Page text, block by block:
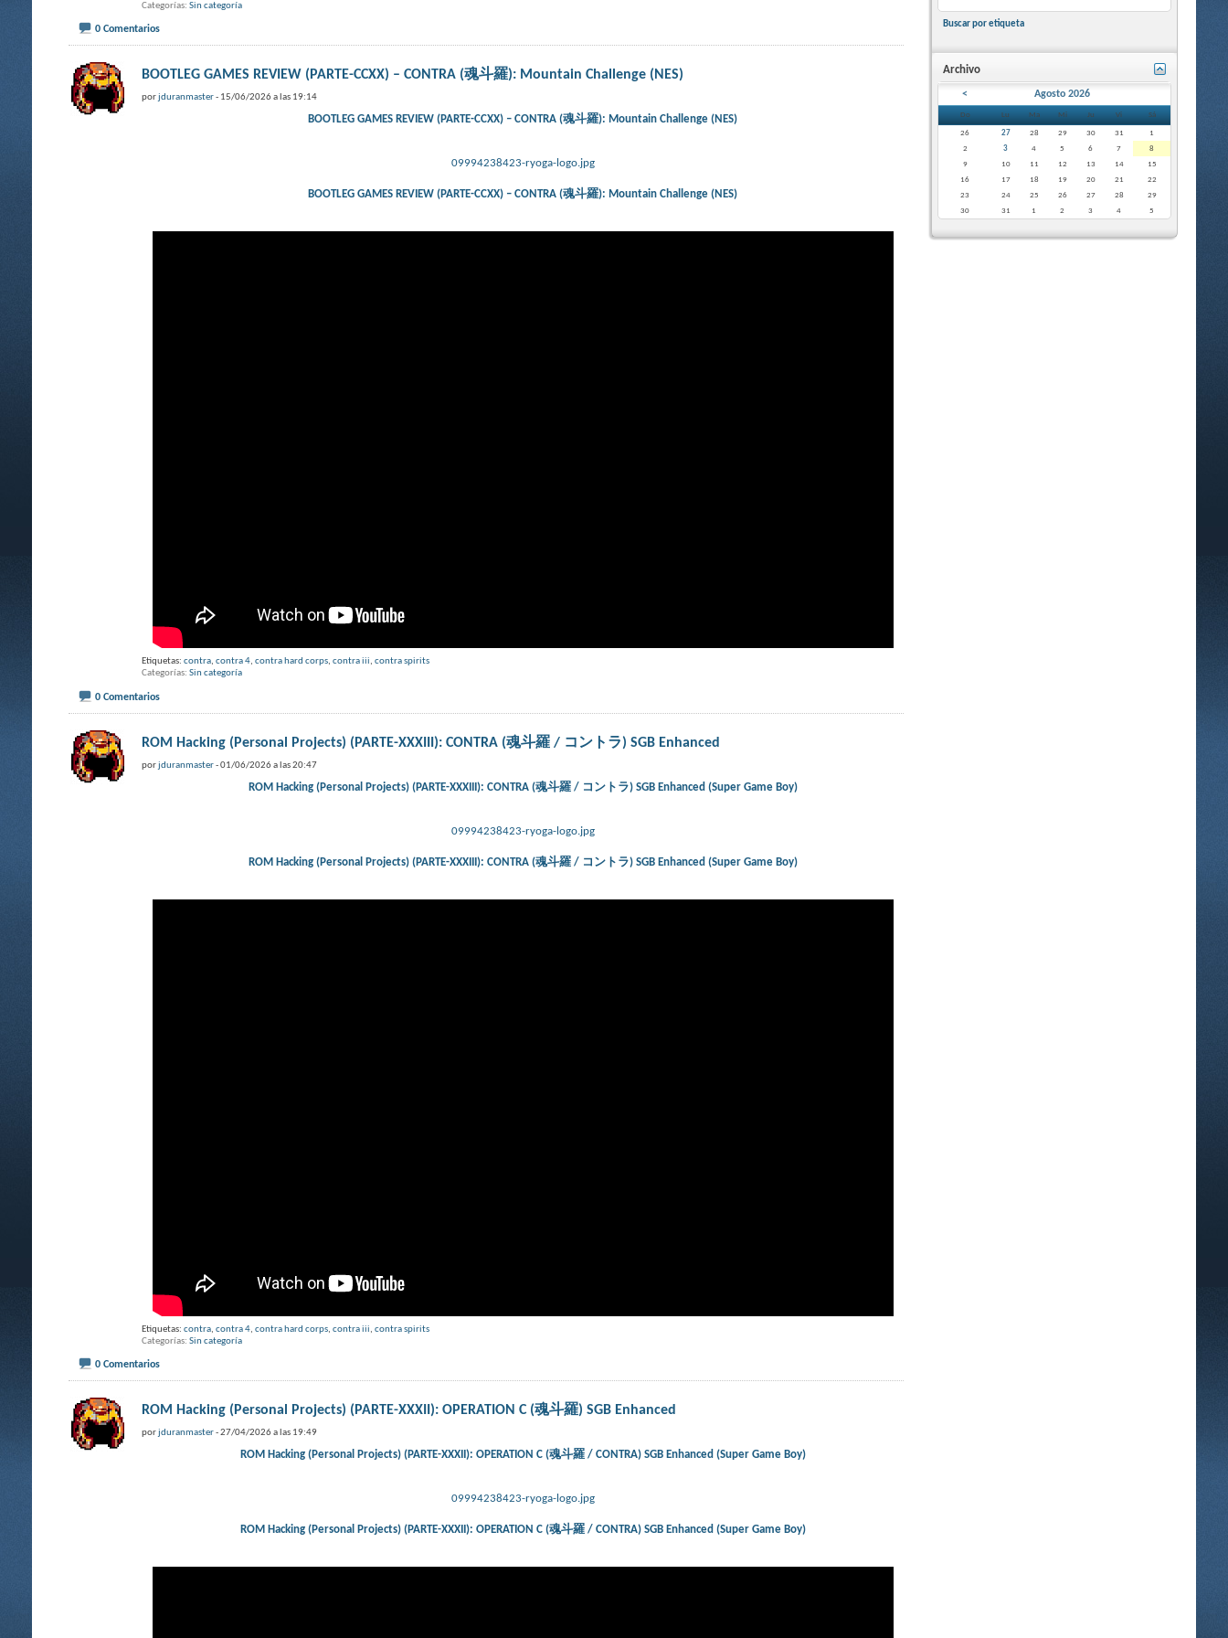
Categorías Sin categoría
0 Comentarios
BOOTLEG GAMES REVIEW (PARTE-CCXX) – CONTRA (魂斗羅): Mountain Challenge (NES)
porjduranmaster- 15/06/2026 a las 19:14
BOOTLEG GAMES REVIEW (PARTE-CCXX) – CONTRA (魂斗羅): Mountain Challenge (NES)
09994238423-ryoga-logo.jpg
BOOTLEG GAMES REVIEW (PARTE-CCXX) – CONTRA (魂斗羅): Mountain Challenge (NES)
Etiquetas: contra, contra 4, contra hard corps, contra iii, contra spirits
Categorías Sin categoría
0 Comentarios
ROM Hacking (Personal Projects) (PARTE-XXXIII): CONTRA (魂斗羅 / コントラ) SGB Enhanced
porjduranmaster- 01/06/2026 a las 20:47
ROM Hacking (Personal Projects) (PARTE-XXXIII): CONTRA (魂斗羅 / コントラ) SGB Enhanced (Super Game Boy)
09994238423-ryoga-logo.jpg
ROM Hacking (Personal Projects) (PARTE-XXXIII): CONTRA (魂斗羅 / コントラ) SGB Enhanced (Super Game Boy)
Etiquetas: contra, contra 4, contra hard corps, contra iii, contra spirits
Categorías Sin categoría
0 Comentarios
ROM Hacking (Personal Projects) (PARTE-XXXII): OPERATION C (魂斗羅) SGB Enhanced
porjduranmaster- 27/04/2026 a las 19:49
ROM Hacking (Personal Projects) (PARTE-XXXII): OPERATION C (魂斗羅 / CONTRA) SGB Enhanced (Super Game Boy)
09994238423-ryoga-logo.jpg
ROM Hacking (Personal Projects) (PARTE-XXXII): OPERATION C (魂斗羅 / CONTRA) SGB Enhanced (Super Game Boy)
Buscar por etiqueta
Archivo
< Agosto 2026
Do Lu Ma Mi Ju Vi Sá
26 27 28 29 30 31
1
2
3 4 5 6 7
8
9
10 11 12 13 14
15
16
17 18 19 20 21
22
23
24 25 26 27 28
29
30
31 1 2 3 4 5